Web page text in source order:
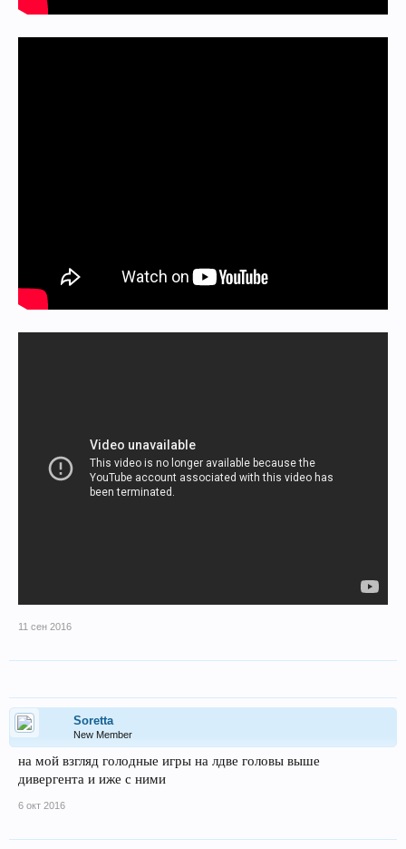
11 сен 2016
Soretta
New Member
на мой взгляд голодные игры на лдве головы выше
дивергента и иже с ними
6 окт 2016